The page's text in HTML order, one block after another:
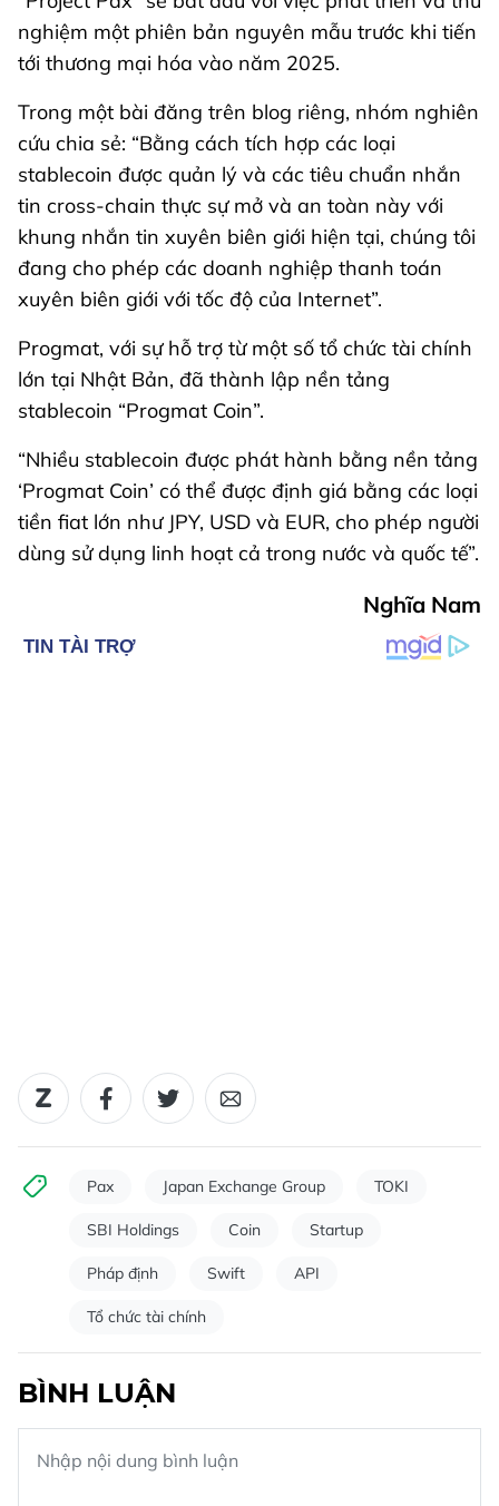
nghiệm một phiên bản nguyên mẫu trước khi tiến
tới thương mại hóa vào năm 2025.
Trong một bài đăng trên blog riêng, nhóm nghiên
cứu chia sẻ: “Bằng cách tích hợp các loại
stablecoin được quản lý và các tiêu chuẩn nhắn
tin cross-chain thực sự mở và an toàn này với
khung nhắn tin xuyên biên giới hiện tại, chúng tôi
đang cho phép các doanh nghiệp thanh toán
xuyên biên giới với tốc độ của Internet”.
Progmat, với sự hỗ trợ từ một số tổ chức tài chính
lớn tại Nhật Bản, đã thành lập nền tảng
stablecoin “Progmat Coin”.
“Nhiều stablecoin được phát hành bằng nền tảng
‘Progmat Coin’ có thể được định giá bằng các loại
tiền fiat lớn như JPY, USD và EUR, cho phép người
dùng sử dụng linh hoạt cả trong nước và quốc tế”.
Nghĩa Nam
Pax Japan Exchange Group TOKI
SBI Holdings Coin Startup
Pháp định Swift API
Tổ chức tài chính
BÌNH LUẬN